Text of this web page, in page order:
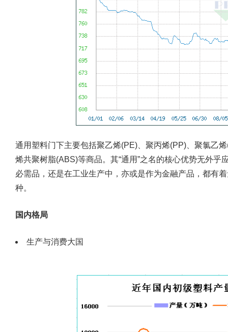
通用塑料门下主要包括聚乙烯(PE)、聚丙烯(PP)、聚氯乙
烯共聚树脂(ABS)等商品。其“通用”之名的核心优势无外
必需品，还是在工业生产中，亦或是作为金融产品，都有
种。
国内格局
生产与消费大国